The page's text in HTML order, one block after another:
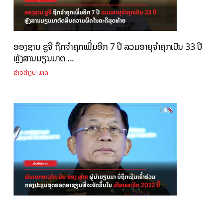
ອອງຊານ ຊູຈີ ຖືກຈຳຄຸກເພີ່ມອີກ 7 ປີ ລວມອາຍຸຈຳຄຸກເປັນ 33 ປີ
ຫຼັງສານມຽນມາຕ ...
ຂ່າວຕ່າງປະເທດ